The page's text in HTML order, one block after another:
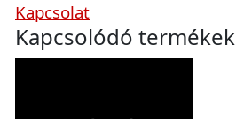
Kapcsolat
Kapcsolódó termékek